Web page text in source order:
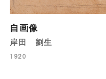
自画像
岸田 劉生
1920